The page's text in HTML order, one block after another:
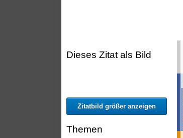
Dieses Zitat als Bild
Zitatbild größer anzeigen
Themen